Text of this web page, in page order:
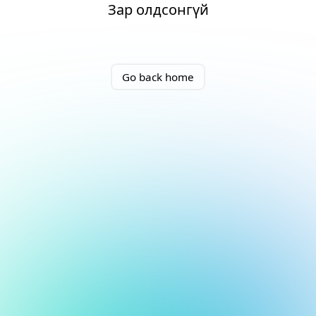
Зар олдсонгүй
Go back home